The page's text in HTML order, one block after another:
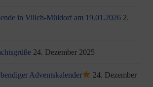
in Vilich-Müldorf am 19.01.2026 2.
24. Dezember 2025
Adventskalender
24. Dezember